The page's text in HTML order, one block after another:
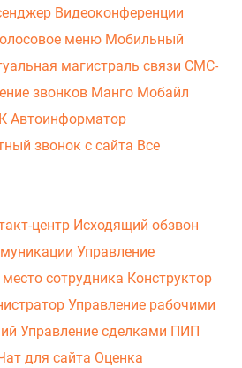
Видеоконференции
меню Мобильный
магистраль связи СМС-
звонков Манго Мобайл
Автоинформатор
звонок с сайта Все
центр Исходящий обзвон
Управление
сотрудника Конструктор
Управление рабочими
Управление сделками ПИП
для сайта Оценка